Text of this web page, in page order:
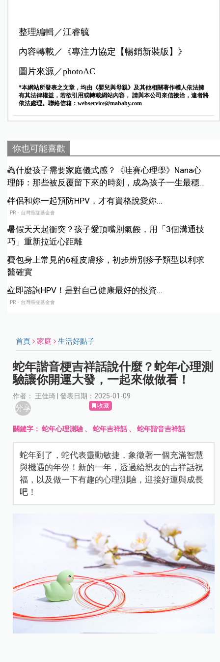
整理編輯／江睿毓
內容轉載／《專注力協定【暢銷新裝版】》
圖片來源／photoAC
*本網站所發表之文章，均由《嬰兒與母親》及其他相關著作權人依法擁
有其法律權益，若欲引用或轉載網站內容， 請與本公司來信接洽，違者將
依法處理。聯絡信箱： webservice@mababy.com
你也可能喜歡
為什麼孩子需要家庭儀式感？《哇賽心理學》Nana心
理師：那些被反覆留下來的時刻，成為孩子一生最穩定
的依靠
伴侶和妳一起預防HPV，才有資格說愛妳...
PR・台灣癌症基金會
暑假天天起衝突？孩子愛頂嘴別氣餒，用「3個溝通技
巧」重新拉近心距離
寶包身上常見的6種皮膚疹，初步辨別疹子類型以利求
醫確實
立即諮詢HPV！是對自己健康最好的投資...
PR・台灣癌症基金會
首頁 家庭 生活好點子
蛇年諧音梗吉祥話說什麼？蛇年心理測
驗讓你開運大發，一起來做做看！
作者： 王佳琦 | 發表日期：2025-01-09
分享 收藏
關鍵字：蛇年心理測驗 、蛇年吉祥話 、蛇年諧音吉祥話
蛇年到了，蛇代表靈動敏捷，象徵著一個充滿智慧
與機遇的年份！新的一年，透過給親友的吉祥話祝
福，以及做一下有趣的心理測驗，迎接好運與成長
吧！